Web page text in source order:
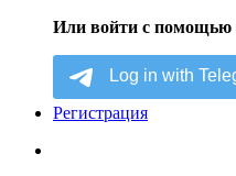
Или войти с помощью
Регистрация